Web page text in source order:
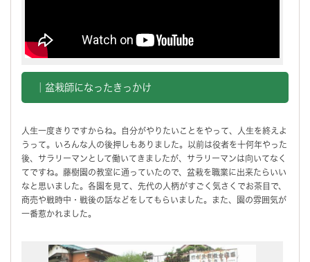
｜盆栽師になったきっかけ
人生一度きりですからね。自分がやりたいことをやって、人生を終えよ
うって。いろんな人の後押しもありました。以前は役者を十何年やった
後、サラリーマンとして働いてきましたが、サラリーマンは向いてなく
てですね。藤樹園の教室に通っていたので、盆栽を職業に出来たらいい
なと思いました。各園を見て、先代の人柄がすごく気さくでお茶目で、
商売や戦時中・戦後の話などをしてもらいました。また、園の雰囲気が
一番惹かれました。